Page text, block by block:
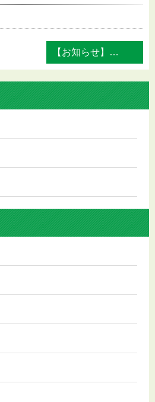
【お知らせ】市営千早駅前駐車場での電気自... »